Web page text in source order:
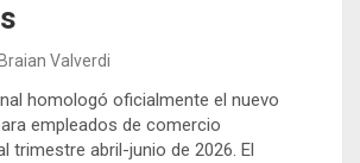
Valverdi
homologó oficialmente el nuevo
empleados de comercio
trimestre abril-junio de 2026. El